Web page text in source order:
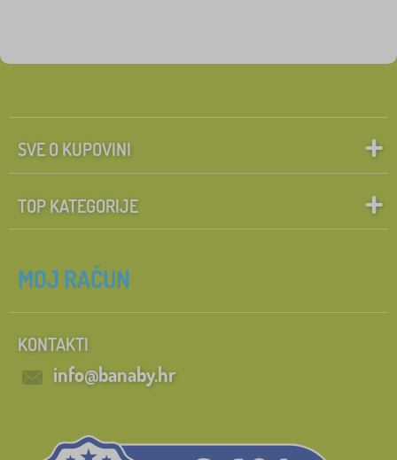
SVE O KUPOVINI
TOP KATEGORIJE
MOJ RAČUN
KONTAKTI
info@banaby.hr